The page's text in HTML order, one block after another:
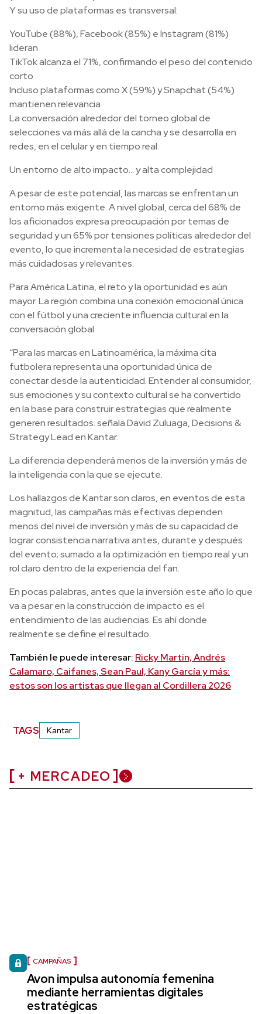
Y su uso de plataformas es transversal:
YouTube (88%), Facebook (85%) e Instagram (81%)
lideran
TikTok alcanza el 71%, confirmando el peso del contenido
corto
Incluso plataformas como X (59%) y Snapchat (54%)
mantienen relevancia
La conversación alrededor del torneo global de
selecciones va más allá de la cancha y se desarrolla en
redes, en el celular y en tiempo real.
Un entorno de alto impacto… y alta complejidad
A pesar de este potencial, las marcas se enfrentan un
entorno más exigente. A nivel global, cerca del 68% de
los aficionados expresa preocupación por temas de
seguridad y un 65% por tensiones políticas alrededor del
evento, lo que incrementa la necesidad de estrategias
más cuidadosas y relevantes.
Para América Latina, el reto y la oportunidad es aún
mayor. La región combina una conexión emocional única
con el fútbol y una creciente influencia cultural en la
conversación global.
“Para las marcas en Latinoamérica, la máxima cita
futbolera representa una oportunidad única de
conectar desde la autenticidad. Entender al consumidor,
sus emociones y su contexto cultural se ha convertido
en la base para construir estrategias que realmente
generen resultados. señala David Zuluaga, Decisions &
Strategy Lead en Kantar.
La diferencia dependerá menos de la inversión y más de
la inteligencia con la que se ejecute.
Los hallazgos de Kantar son claros, en eventos de esta
magnitud, las campañas más efectivas dependen
menos del nivel de inversión y más de su capacidad de
lograr consistencia narrativa antes, durante y después
del evento; sumado a la optimización en tiempo real y un
rol claro dentro de la experiencia del fan.
En pocas palabras, antes que la inversión este año lo que
va a pesar en la construcción de impacto es el
entendimiento de las audiencias. Es ahí donde
realmente se define el resultado.
También le puede interesar: Ricky Martin, Andrés
Calamaro, Caifanes, Sean Paul, Kany García y más:
estos son los artistas que llegan al Cordillera 2026
TAGS Kantar
+ MERCADEO
CAMPAÑAS
Avon impulsa autonomía femenina
mediante herramientas digitales
estratégicas